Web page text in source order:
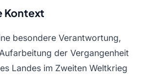
Kontext
besondere Verantwortung,
der Vergangenheit
Landes im Zweiten Weltkrieg